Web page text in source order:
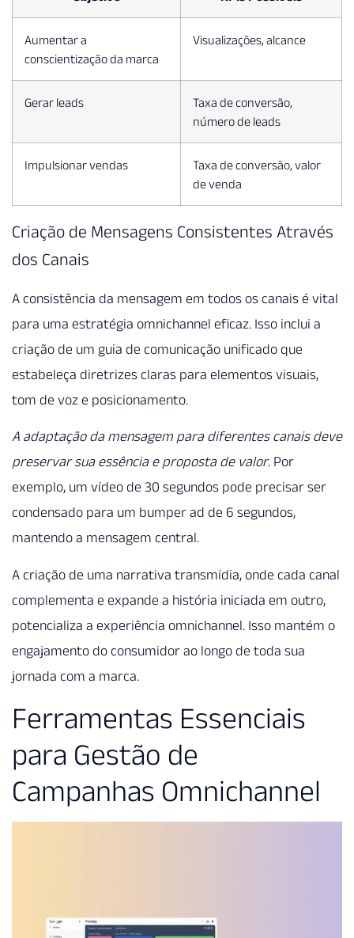
Aumentar a
conscientização da marca
Visualizações, alcance
Gerar leads
Taxa de conversão,
número de leads
Impulsionar vendas
Taxa de conversão, valor
de venda
Criação de Mensagens Consistentes Através
dos Canais
A consistência da mensagem em todos os canais é vital
para uma estratégia omnichannel eficaz. Isso inclui a
criação de um guia de comunicação unificado que
estabeleça diretrizes claras para elementos visuais,
tom de voz e posicionamento.
A adaptação da mensagem para diferentes canais deve
preservar sua essência e proposta de valor. Por
exemplo, um vídeo de 30 segundos pode precisar ser
condensado para um bumper ad de 6 segundos,
mantendo a mensagem central.
A criação de uma narrativa transmídia, onde cada canal
complementa e expande a história iniciada em outro,
potencializa a experiência omnichannel. Isso mantém o
engajamento do consumidor ao longo de toda sua
jornada com a marca.
Ferramentas Essenciais
para Gestão de
Campanhas Omnichannel